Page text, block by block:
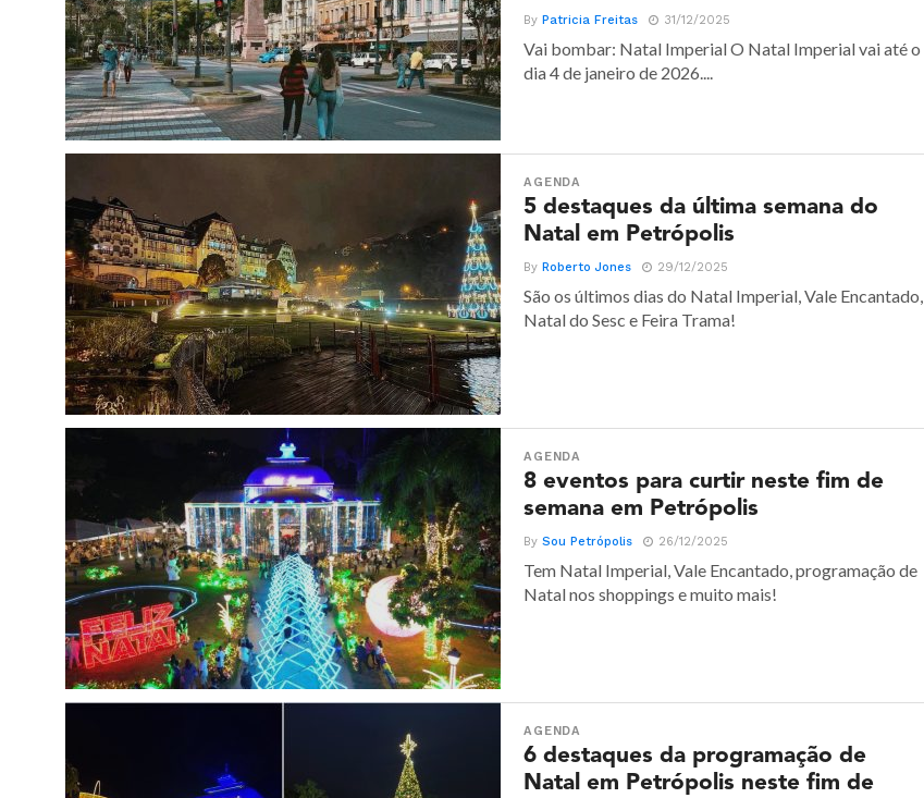
ByPatricia Freitas 31/12/2025
Vai bombar: Natal Imperial O Natal Imperial vai até o
dia 4 de janeiro de 2026....
AGENDA
5 destaques da última semana do
Natal em Petrópolis
ByRoberto Jones 29/12/2025
São os últimos dias do Natal Imperial, Vale Encantado,
Natal do Sesc e Feira Trama!
AGENDA
8 eventos para curtir neste fim de
semana em Petrópolis
BySou Petrópolis 26/12/2025
Tem Natal Imperial, Vale Encantado, programação de
Natal nos shoppings e muito mais!
AGENDA
6 destaques da programação de
Natal em Petrópolis neste fim de